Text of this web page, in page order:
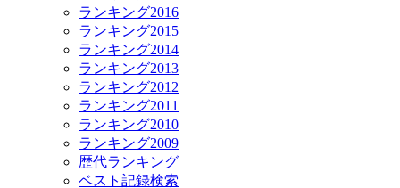
ランキング2016
ランキング2015
ランキング2014
ランキング2013
ランキング2012
ランキング2011
ランキング2010
ランキング2009
歴代ランキング
ベスト記録検索